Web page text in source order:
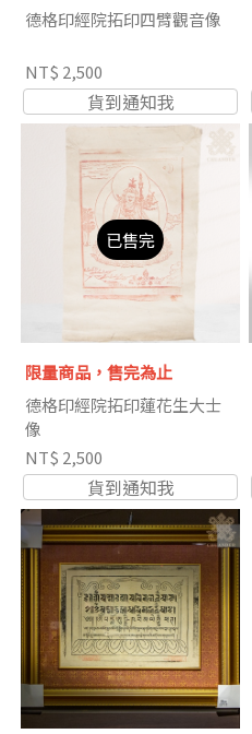
德格印經院拓印四臂觀音像
NT$ 2,500
貨到通知我
已售完
限量商品，售完為止
德格印經院拓印蓮花生大士
像
NT$ 2,500
貨到通知我